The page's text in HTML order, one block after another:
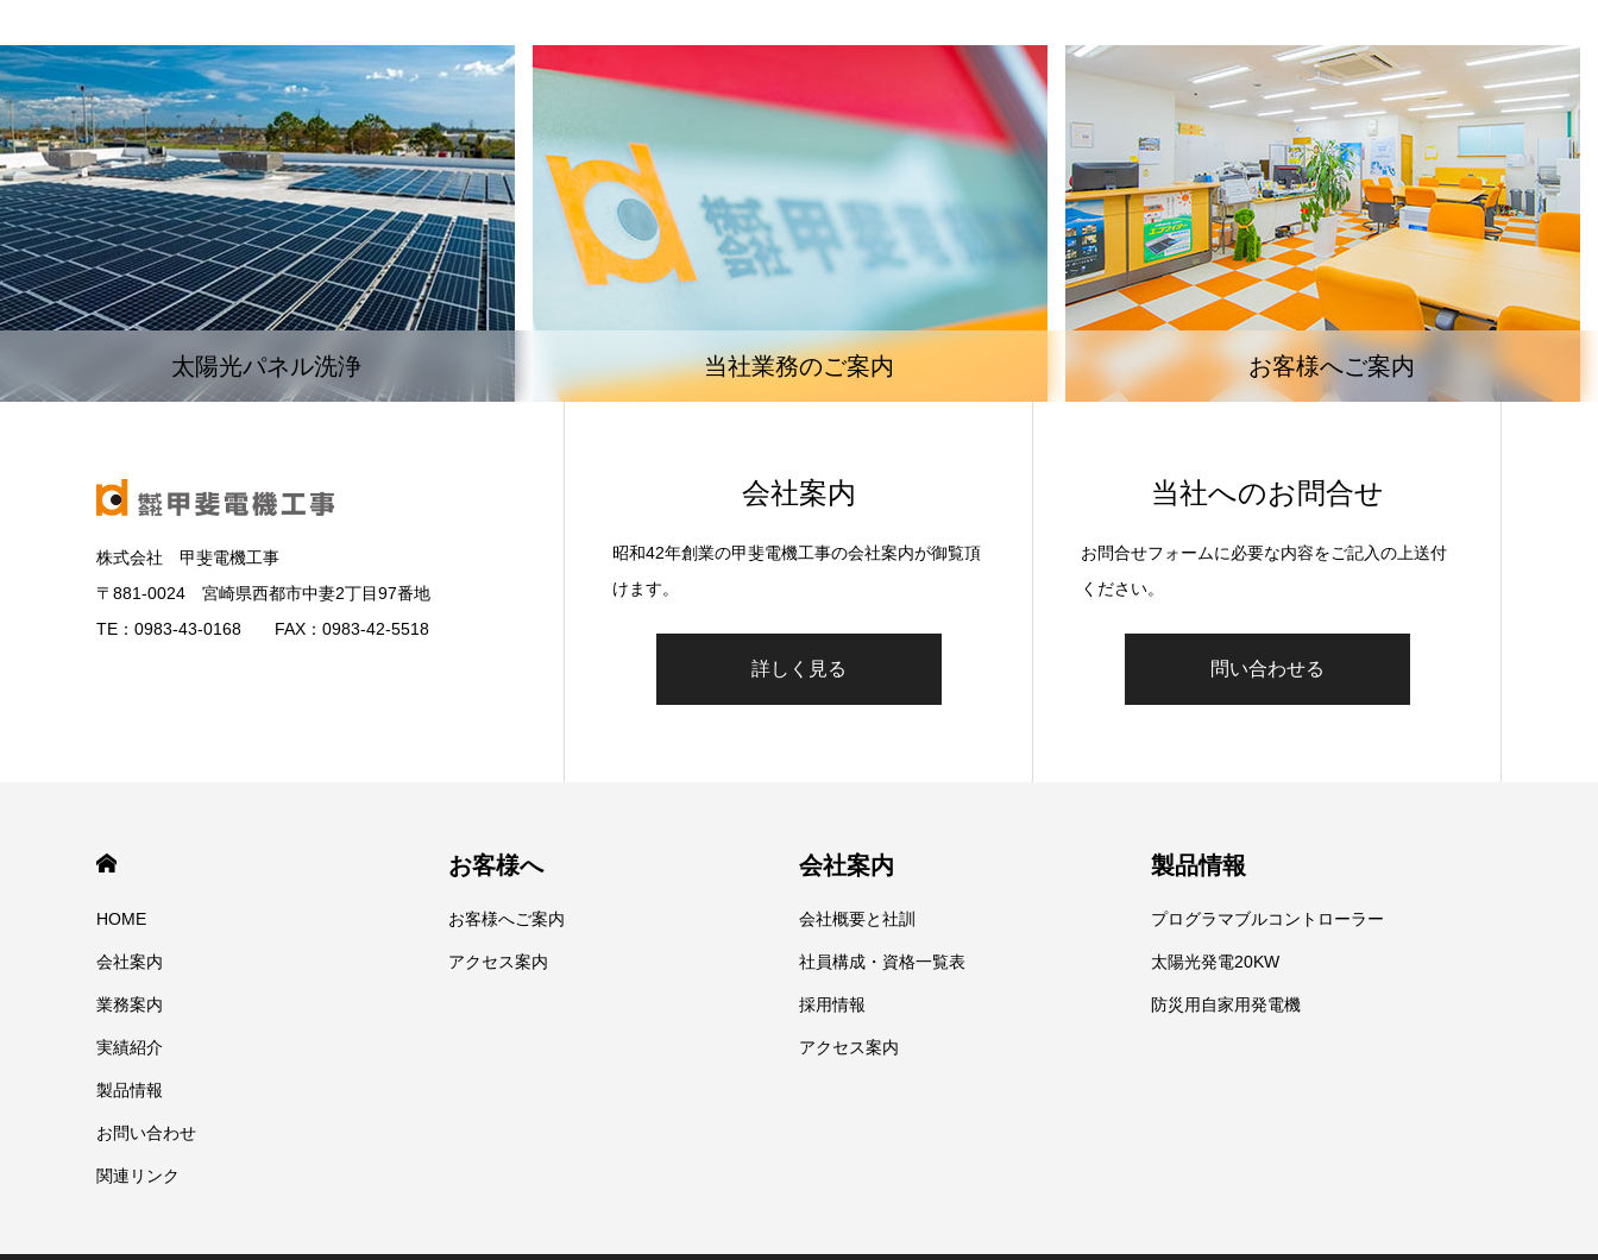
太陽光パネル洗浄 当社業務のご案内 お客様へご案内
株式会社 甲斐電機工事
〒881-0024 宮崎県西都市中妻2丁目97番地
TE：0983-43-0168 FAX：0983-42-5518
会社案内
昭和42年創業の甲斐電機工事の会社案内が御覧頂
けます。
詳しく見る
当社へのお問合せ
お問合せフォームに必要な内容をご記入の上送付
ください。
問い合わせる
HOME
会社案内
業務案内
実績紹介
製品情報
お問い合わせ
関連リンク
お客様へ
お客様へご案内
アクセス案内
会社案内
会社概要と社訓
社員構成・資格一覧表
採用情報
アクセス案内
製品情報
プログラマブルコントローラー
太陽光発電20KW
防災用自家用発電機